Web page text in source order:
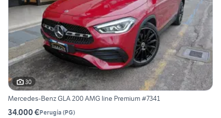
30
Mercedes-Benz GLA 200 AMG line Premium #7341
34.000 €Perugia (PG)